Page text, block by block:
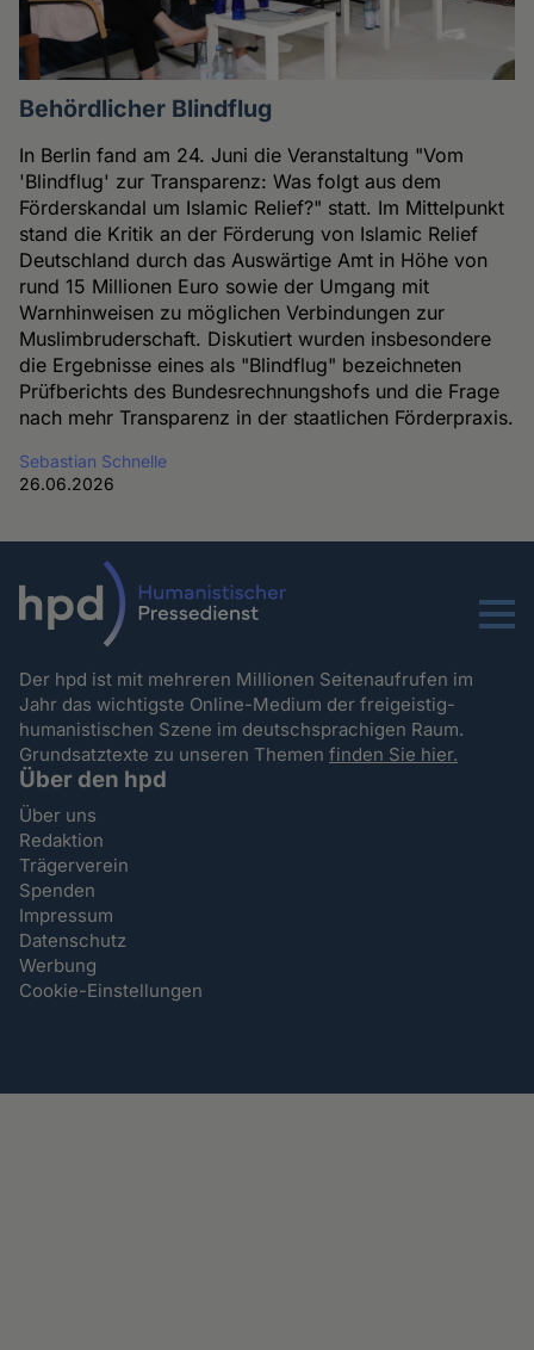
Behördlicher Blindflug
In Berlin fand am 24. Juni die Veranstaltung "Vom
'Blindflug' zur Transparenz: Was folgt aus dem
Förderskandal um Islamic Relief?" statt. Im Mittelpunkt
stand die Kritik an der Förderung von Islamic Relief
Deutschland durch das Auswärtige Amt in Höhe von
rund 15 Millionen Euro sowie der Umgang mit
Warnhinweisen zu möglichen Verbindungen zur
Muslimbruderschaft. Diskutiert wurden insbesondere
die Ergebnisse eines als "Blindflug" bezeichneten
Prüfberichts des Bundesrechnungshofs und die Frage
nach mehr Transparenz in der staatlichen Förderpraxis.
Sebastian Schnelle
26.06.2026
Menu
Der hpd ist mit mehreren Millionen Seitenaufrufen im
Jahr das wichtigste Online-Medium der freigeistig-
humanistischen Szene im deutschsprachigen Raum.
Grundsatztexte zu unseren Themenfinden Sie hier.
Über den hpd
Über uns
Redaktion
Trägerverein
Spenden
Impressum
Datenschutz
Werbung
Cookie-Einstellungen